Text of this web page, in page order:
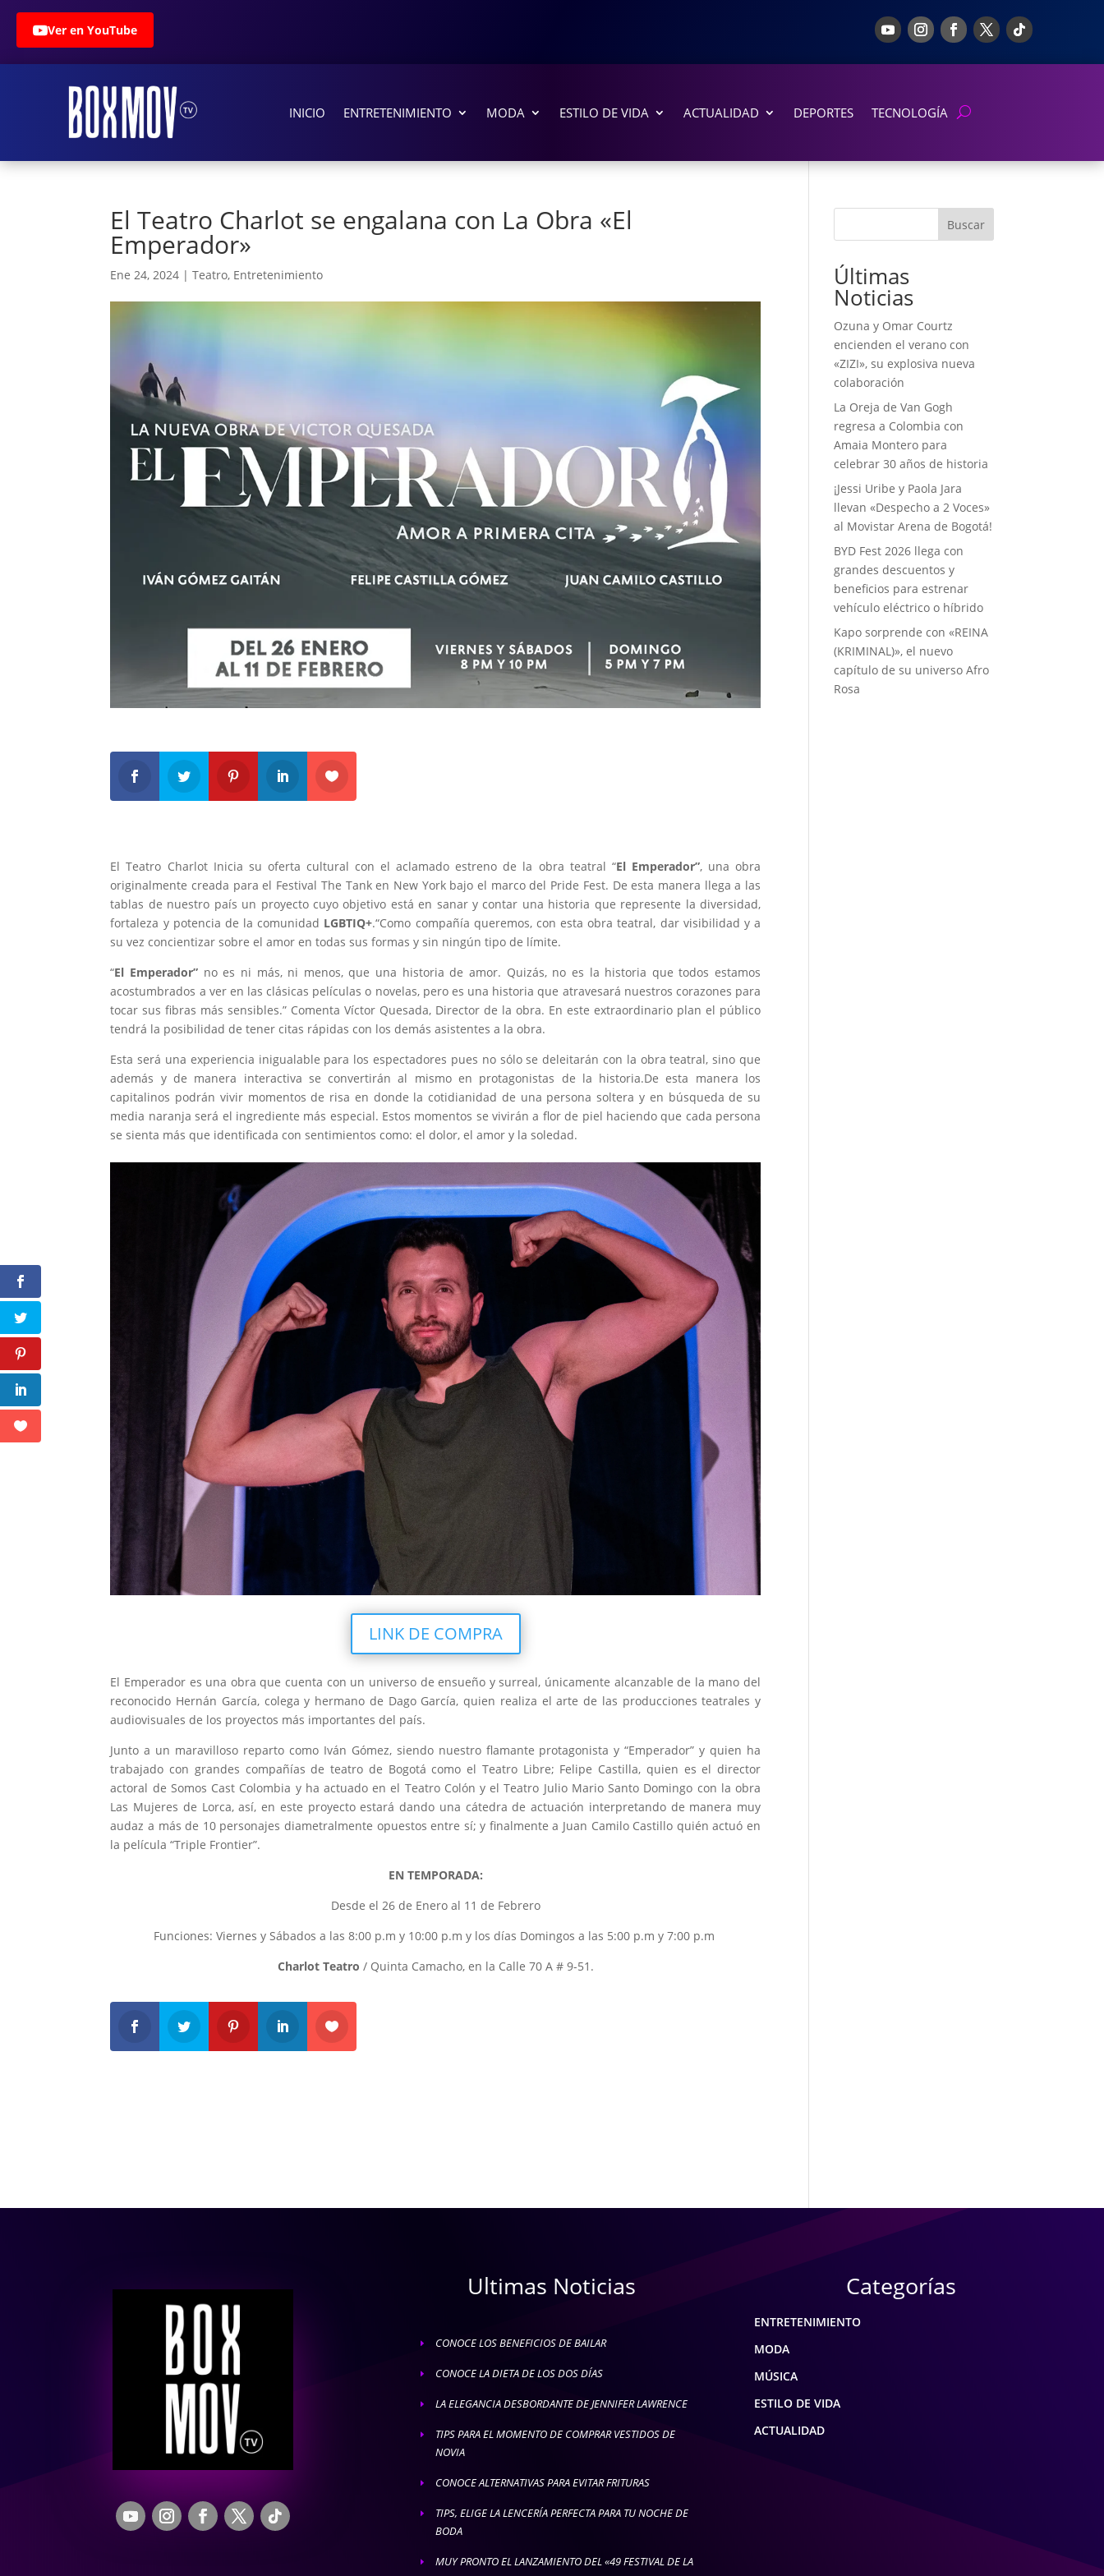
Ver en YouTube
INICIO ENTRETENIMIENTO MODA ESTILO DE VIDA ACTUALIDAD DEPORTES TECNOLOGÍA
El Teatro Charlot se engalana con La Obra «El
Emperador»
Ene 24, 2024 |Teatro, Entretenimiento
El Teatro Charlot Inicia su oferta cultural con el aclamado estreno de la obra teatral “El Emperador”, una obra
originalmente creada para el Festival The Tank en New York bajo el marco del Pride Fest. De esta manera llega a las
tablas de nuestro país un proyecto cuyo objetivo está en sanar y contar una historia que represente la diversidad,
fortaleza y potencia de la comunidad LGBTIQ+.“Como compañía queremos, con esta obra teatral, dar visibilidad y a
su vez concientizar sobre el amor en todas sus formas y sin ningún tipo de límite.
“El Emperador” no es ni más, ni menos, que una historia de amor. Quizás, no es la historia que todos estamos
acostumbrados a ver en las clásicas películas o novelas, pero es una historia que atravesará nuestros corazones para
tocar sus fibras más sensibles.” Comenta Víctor Quesada, Director de la obra. En este extraordinario plan el público
tendrá la posibilidad de tener citas rápidas con los demás asistentes a la obra.
Esta será una experiencia inigualable para los espectadores pues no sólo se deleitarán con la obra teatral, sino que
además y de manera interactiva se convertirán al mismo en protagonistas de la historia.De esta manera los
capitalinos podrán vivir momentos de risa en donde la cotidianidad de una persona soltera y en búsqueda de su
media naranja será el ingrediente más especial. Estos momentos se vivirán a flor de piel haciendo que cada persona
se sienta más que identificada con sentimientos como: el dolor, el amor y la soledad.
LINK DE COMPRA
El Emperador es una obra que cuenta con un universo de ensueño y surreal, únicamente alcanzable de la mano del
reconocido Hernán García, colega y hermano de Dago García, quien realiza el arte de las producciones teatrales y
audiovisuales de los proyectos más importantes del país.
Junto a un maravilloso reparto como Iván Gómez, siendo nuestro flamante protagonista y “Emperador” y quien ha
trabajado con grandes compañías de teatro de Bogotá como el Teatro Libre; Felipe Castilla, quien es el director
actoral de Somos Cast Colombia y ha actuado en el Teatro Colón y el Teatro Julio Mario Santo Domingo con la obra
Las Mujeres de Lorca, así, en este proyecto estará dando una cátedra de actuación interpretando de manera muy
audaz a más de 10 personajes diametralmente opuestos entre sí; y finalmente a Juan Camilo Castillo quién actuó en
la película “Triple Frontier”.
EN TEMPORADA:
Desde el 26 de Enero al 11 de Febrero
Funciones: Viernes y Sábados a las 8:00 p.m y 10:00 p.m y los días Domingos a las 5:00 p.m y 7:00 p.m
Charlot Teatro / Quinta Camacho, en la Calle 70 A # 9-51.
Buscar
Últimas
Noticias
Ozuna y Omar Courtz
encienden el verano con
«ZIZI», su explosiva nueva
colaboración
La Oreja de Van Gogh
regresa a Colombia con
Amaia Montero para
celebrar 30 años de historia
¡Jessi Uribe y Paola Jara
llevan «Despecho a 2 Voces»
al Movistar Arena de Bogotá!
BYD Fest 2026 llega con
grandes descuentos y
beneficios para estrenar
vehículo eléctrico o híbrido
Kapo sorprende con «REINA
(KRIMINAL)», el nuevo
capítulo de su universo Afro
Rosa
Ultimas Noticias
E CONOCE LOS BENEFICIOS DE BAILAR
E CONOCE LA DIETA DE LOS DOS DÍAS
E LA ELEGANCIA DESBORDANTE DE JENNIFER LAWRENCE
E
TIPS PARA EL MOMENTO DE COMPRAR VESTIDOS DE
NOVIA
E CONOCE ALTERNATIVAS PARA EVITAR FRITURAS
E
TIPS, ELIGE LA LENCERÍA PERFECTA PARA TU NOCHE DE
BODA
E
MUY PRONTO EL LANZAMIENTO DEL «49 FESTIVAL DE LA
Categorías
ENTRETENIMIENTO
MODA
MÚSICA
ESTILO DE VIDA
ACTUALIDAD